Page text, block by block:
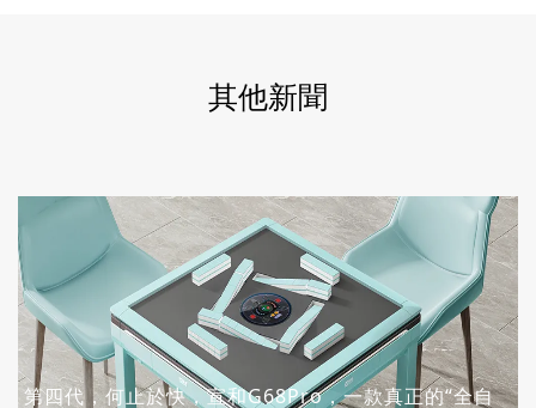
其他新聞
第四代，何止於快，宣和G68Pro，一款真正的“全自